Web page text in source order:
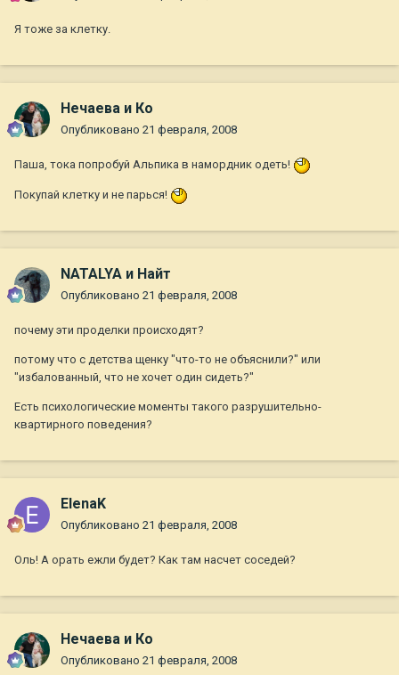
Я тоже за клетку.
Нечаева и Ко
Опубликовано 21 февраля, 2008
Паша, тока попробуй Альпика в намордник одеть!
Покупай клетку и не парься!
NATALYA и Найт
Опубликовано 21 февраля, 2008
почему эти проделки происходят?
потому что с детства щенку "что-то не объяснили?" или
"избалованный, что не хочет один сидеть?"
Есть психологические моменты такого разрушительно-
квартирного поведения?
ElenaK
Опубликовано 21 февраля, 2008
Оль! А орать ежли будет? Как там насчет соседей?
Нечаева и Ко
Опубликовано 21 февраля, 2008